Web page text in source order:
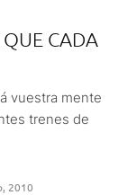
CADA
vuestra mente
trenes de
2010